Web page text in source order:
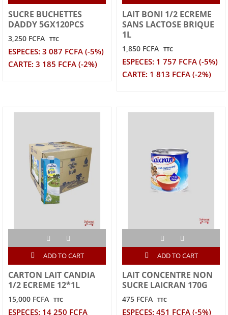
SUCRE BUCHETTES
DADDY 5GX120PCS
3,250 FCFA TTC
ESPECES: 3 087 FCFA (-5%)
CARTE: 3 185 FCFA (-2%)
LAIT BONI 1/2 ECREME
SANS LACTOSE BRIQUE
1L
1,850 FCFA TTC
ESPECES: 1 757 FCFA (-5%)
CARTE: 1 813 FCFA (-2%)
ADD TO CART
CARTON LAIT CANDIA
1/2 ECREME 12*1L
15,000 FCFA TTC
ESPECES: 14 250 FCFA
ADD TO CART
LAIT CONCENTRE NON
SUCRE LAICRAN 170G
475 FCFA TTC
ESPECES: 451 FCFA (-5%)